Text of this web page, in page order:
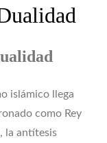
islámico llega
como Rey
la antítesis